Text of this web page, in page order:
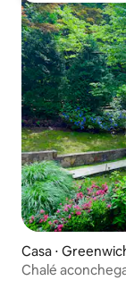
Casa ⋅
Chalé